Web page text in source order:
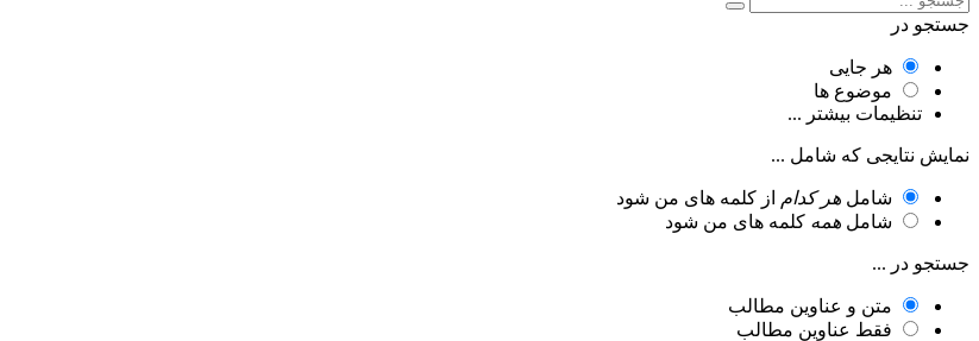
جستجو در
هر جایی
موضوع ها
تنظیمات بیشتر ...
نمایش نتایجی که شامل ...
شامل هر کدام از کلمه های من شود
شامل همه کلمه های من شود
جستجو در ...
متن و عناوین مطالب
فقط عناوین مطالب